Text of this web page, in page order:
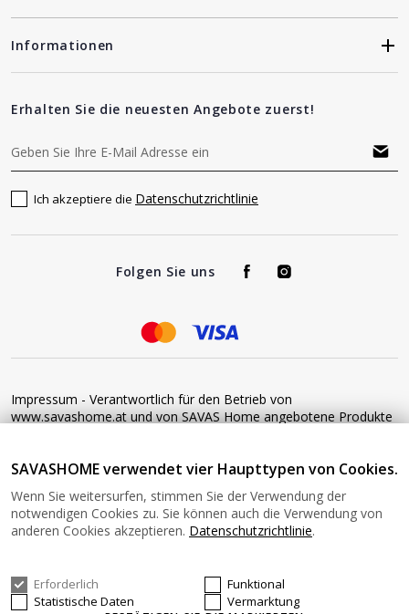
Informationen
Erhalten Sie die neuesten Angebote zuerst!
Ich akzeptiere die Datenschutzrichtlinie
Folgen Sie uns
Impressum - Verantwortlich für den Betrieb von
www.savashome.at und von SAVAS Home angebotene Produkte
senden Sie keine Waren ohne vorherige Bestätigung an diese
diesem Link: https://www.savashome.at/rueckgabebedingungen-
fuer-waren Gerne können Sie sich mit uns in Verbindung setzen:
Montag − Freitag: 08:00−16:00 Uhr E-Mail: Info@savashome.at
© 2026 SAVASHOME Alle Rechte vorbehalten.
SAVASHOME verwendet vier Haupttypen von Cookies.
Wenn Sie weitersurfen, stimmen Sie der Verwendung der
notwendigen Cookies zu. Sie können auch die Verwendung von
anderen Cookies akzeptieren. Datenschutzrichtlinie.
Erforderlich
Funktional
Statistische Daten
Vermarktung